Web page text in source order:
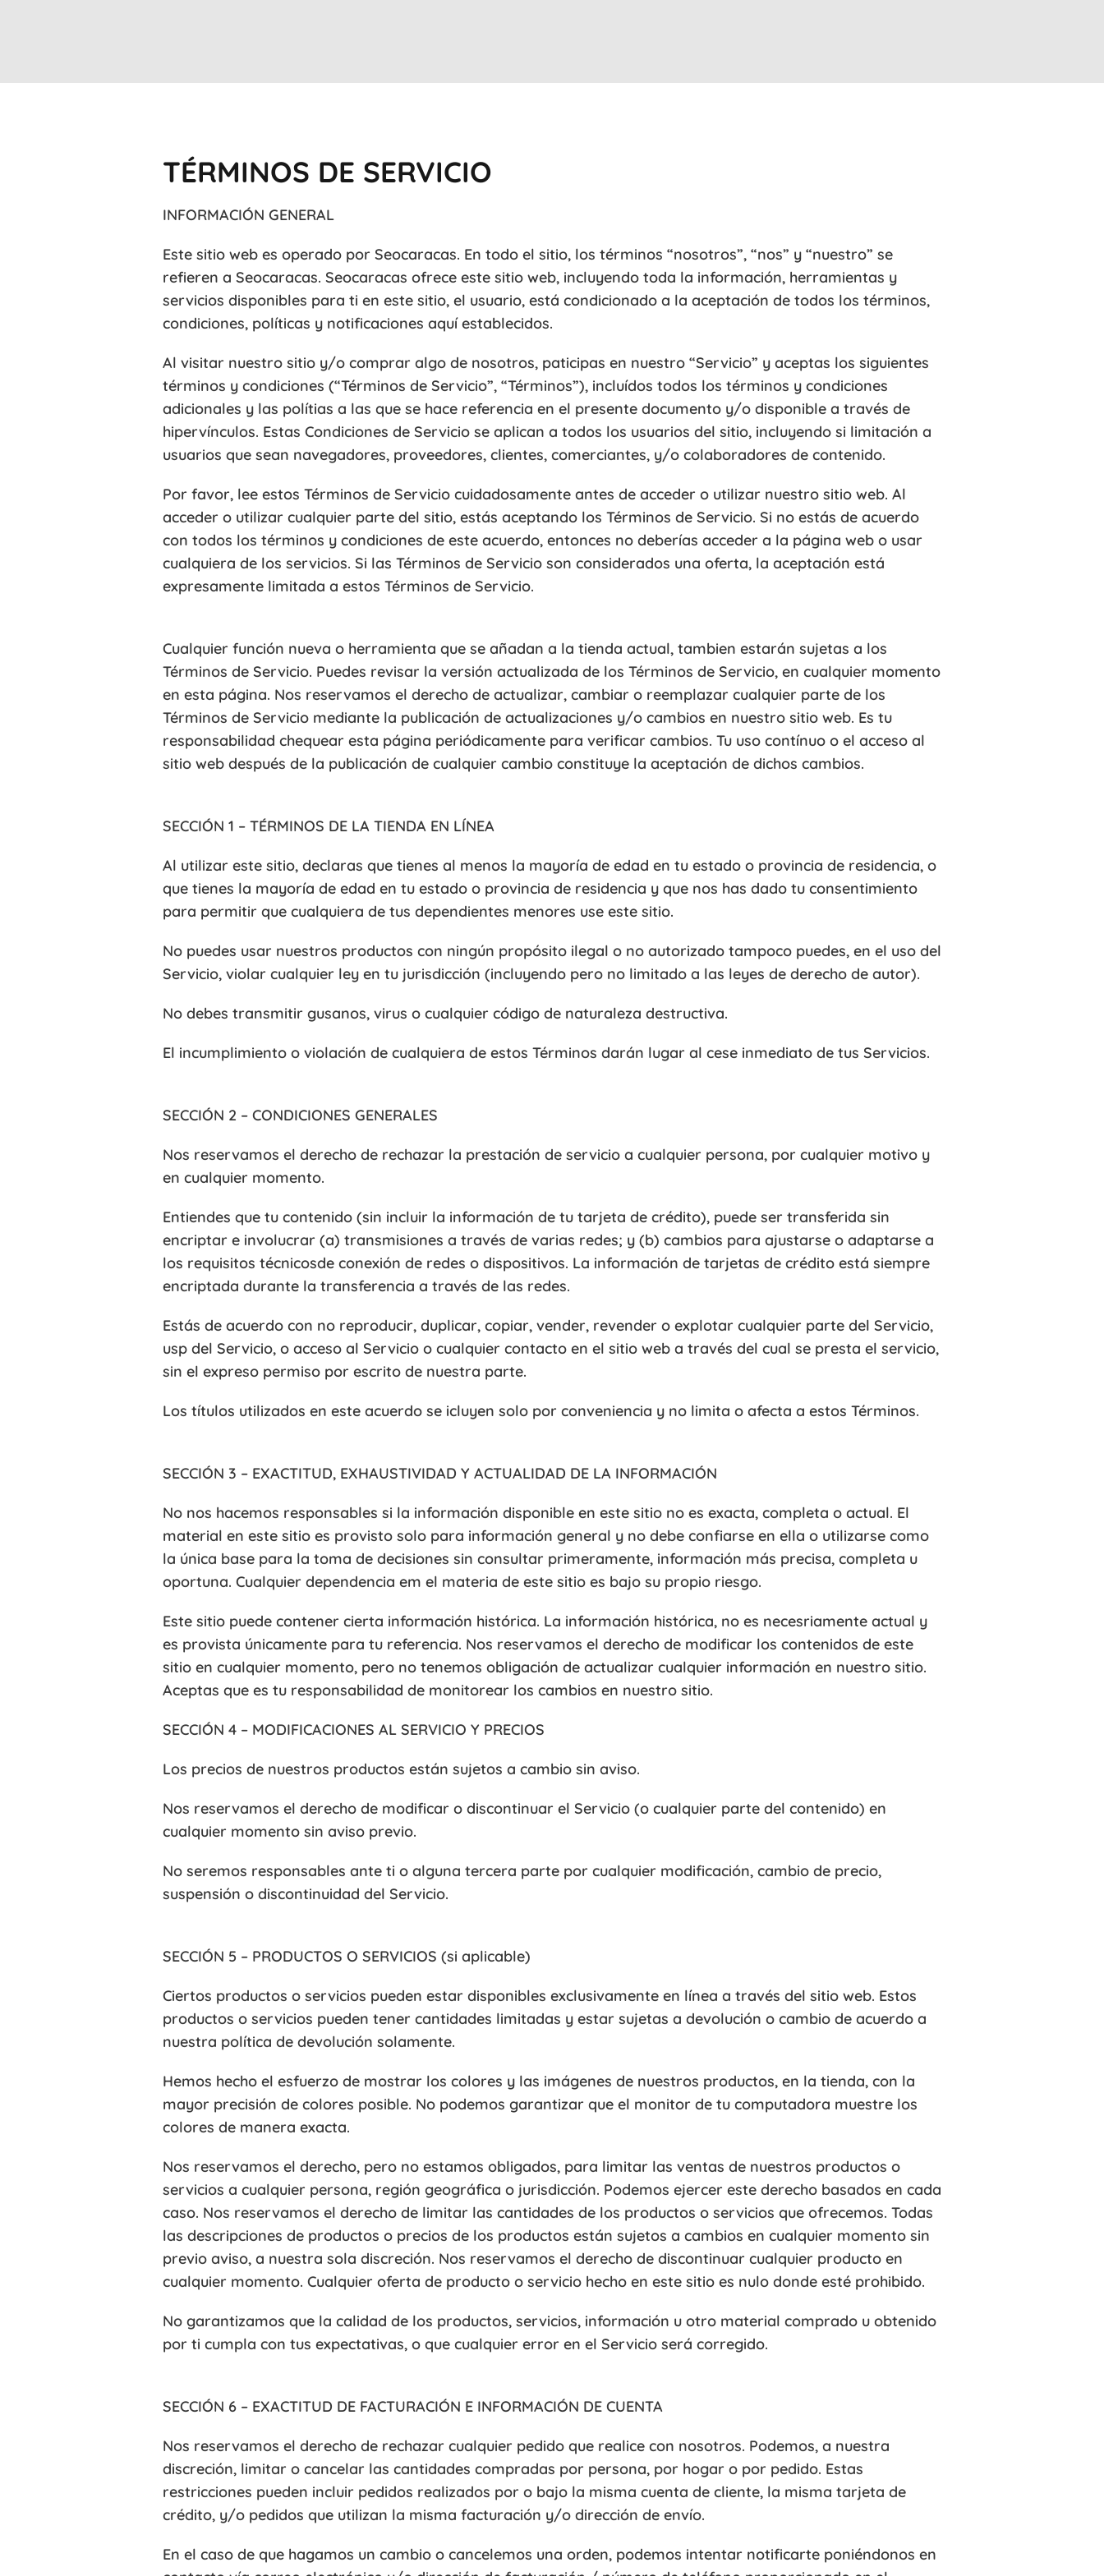
TÉRMINOS DE SERVICIO
INFORMACIÓN GENERAL
Este sitio web es operado por Seocaracas. En todo el sitio, los términos “nosotros”, “nos” y “nuestro” se
refieren a Seocaracas. Seocaracas ofrece este sitio web, incluyendo toda la información, herramientas y
servicios disponibles para ti en este sitio, el usuario, está condicionado a la aceptación de todos los términos,
condiciones, políticas y notificaciones aquí establecidos.
Al visitar nuestro sitio y/o comprar algo de nosotros, paticipas en nuestro “Servicio” y aceptas los siguientes
términos y condiciones (“Términos de Servicio”, “Términos”), incluídos todos los términos y condiciones
adicionales y las polítias a las que se hace referencia en el presente documento y/o disponible a través de
hipervínculos. Estas Condiciones de Servicio se aplican a todos los usuarios del sitio, incluyendo si limitación a
usuarios que sean navegadores, proveedores, clientes, comerciantes, y/o colaboradores de contenido.
Por favor, lee estos Términos de Servicio cuidadosamente antes de acceder o utilizar nuestro sitio web. Al
acceder o utilizar cualquier parte del sitio, estás aceptando los Términos de Servicio. Si no estás de acuerdo
con todos los términos y condiciones de este acuerdo, entonces no deberías acceder a la página web o usar
cualquiera de los servicios. Si las Términos de Servicio son considerados una oferta, la aceptación está
expresamente limitada a estos Términos de Servicio.
Cualquier función nueva o herramienta que se añadan a la tienda actual, tambien estarán sujetas a los
Términos de Servicio. Puedes revisar la versión actualizada de los Términos de Servicio, en cualquier momento
en esta página. Nos reservamos el derecho de actualizar, cambiar o reemplazar cualquier parte de los
Términos de Servicio mediante la publicación de actualizaciones y/o cambios en nuestro sitio web. Es tu
responsabilidad chequear esta página periódicamente para verificar cambios. Tu uso contínuo o el acceso al
sitio web después de la publicación de cualquier cambio constituye la aceptación de dichos cambios.
SECCIÓN 1 – TÉRMINOS DE LA TIENDA EN LÍNEA
Al utilizar este sitio, declaras que tienes al menos la mayoría de edad en tu estado o provincia de residencia, o
que tienes la mayoría de edad en tu estado o provincia de residencia y que nos has dado tu consentimiento
para permitir que cualquiera de tus dependientes menores use este sitio.
No puedes usar nuestros productos con ningún propósito ilegal o no autorizado tampoco puedes, en el uso del
Servicio, violar cualquier ley en tu jurisdicción (incluyendo pero no limitado a las leyes de derecho de autor).
No debes transmitir gusanos, virus o cualquier código de naturaleza destructiva.
El incumplimiento o violación de cualquiera de estos Términos darán lugar al cese inmediato de tus Servicios.
SECCIÓN 2 – CONDICIONES GENERALES
Nos reservamos el derecho de rechazar la prestación de servicio a cualquier persona, por cualquier motivo y
en cualquier momento.
Entiendes que tu contenido (sin incluir la información de tu tarjeta de crédito), puede ser transferida sin
encriptar e involucrar (a) transmisiones a través de varias redes; y (b) cambios para ajustarse o adaptarse a
los requisitos técnicosde conexión de redes o dispositivos. La información de tarjetas de crédito está siempre
encriptada durante la transferencia a través de las redes.
Estás de acuerdo con no reproducir, duplicar, copiar, vender, revender o explotar cualquier parte del Servicio,
usp del Servicio, o acceso al Servicio o cualquier contacto en el sitio web a través del cual se presta el servicio,
sin el expreso permiso por escrito de nuestra parte.
Los títulos utilizados en este acuerdo se icluyen solo por conveniencia y no limita o afecta a estos Términos.
SECCIÓN 3 – EXACTITUD, EXHAUSTIVIDAD Y ACTUALIDAD DE LA INFORMACIÓN
No nos hacemos responsables si la información disponible en este sitio no es exacta, completa o actual. El
material en este sitio es provisto solo para información general y no debe confiarse en ella o utilizarse como
la única base para la toma de decisiones sin consultar primeramente, información más precisa, completa u
oportuna. Cualquier dependencia em el materia de este sitio es bajo su propio riesgo.
Este sitio puede contener cierta información histórica. La información histórica, no es necesriamente actual y
es provista únicamente para tu referencia. Nos reservamos el derecho de modificar los contenidos de este
sitio en cualquier momento, pero no tenemos obligación de actualizar cualquier información en nuestro sitio.
Aceptas que es tu responsabilidad de monitorear los cambios en nuestro sitio.
SECCIÓN 4 – MODIFICACIONES AL SERVICIO Y PRECIOS
Los precios de nuestros productos están sujetos a cambio sin aviso.
Nos reservamos el derecho de modificar o discontinuar el Servicio (o cualquier parte del contenido) en
cualquier momento sin aviso previo.
No seremos responsables ante ti o alguna tercera parte por cualquier modificación, cambio de precio,
suspensión o discontinuidad del Servicio.
SECCIÓN 5 – PRODUCTOS O SERVICIOS (si aplicable)
Ciertos productos o servicios pueden estar disponibles exclusivamente en línea a través del sitio web. Estos
productos o servicios pueden tener cantidades limitadas y estar sujetas a devolución o cambio de acuerdo a
nuestra política de devolución solamente.
Hemos hecho el esfuerzo de mostrar los colores y las imágenes de nuestros productos, en la tienda, con la
mayor precisión de colores posible. No podemos garantizar que el monitor de tu computadora muestre los
colores de manera exacta.
Nos reservamos el derecho, pero no estamos obligados, para limitar las ventas de nuestros productos o
servicios a cualquier persona, región geográfica o jurisdicción. Podemos ejercer este derecho basados en cada
caso. Nos reservamos el derecho de limitar las cantidades de los productos o servicios que ofrecemos. Todas
las descripciones de productos o precios de los productos están sujetos a cambios en cualquier momento sin
previo aviso, a nuestra sola discreción. Nos reservamos el derecho de discontinuar cualquier producto en
cualquier momento. Cualquier oferta de producto o servicio hecho en este sitio es nulo donde esté prohibido.
No garantizamos que la calidad de los productos, servicios, información u otro material comprado u obtenido
por ti cumpla con tus expectativas, o que cualquier error en el Servicio será corregido.
SECCIÓN 6 – EXACTITUD DE FACTURACIÓN E INFORMACIÓN DE CUENTA
Nos reservamos el derecho de rechazar cualquier pedido que realice con nosotros. Podemos, a nuestra
discreción, limitar o cancelar las cantidades compradas por persona, por hogar o por pedido. Estas
restricciones pueden incluir pedidos realizados por o bajo la misma cuenta de cliente, la misma tarjeta de
crédito, y/o pedidos que utilizan la misma facturación y/o dirección de envío.
En el caso de que hagamos un cambio o cancelemos una orden, podemos intentar notificarte poniéndonos en